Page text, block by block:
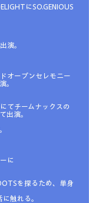
にSO.GENIOUS
演。
オープンセレモニー
。
てチームナックスの
出演。
に
を探るため、単身
触れる。